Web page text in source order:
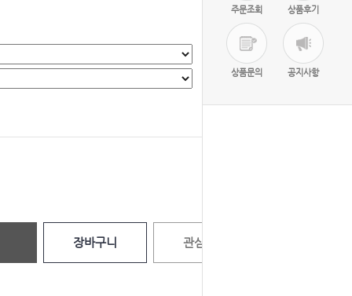
선택완료
장바구니 관심상품
주문조회 상품후기
상품문의 공지사항